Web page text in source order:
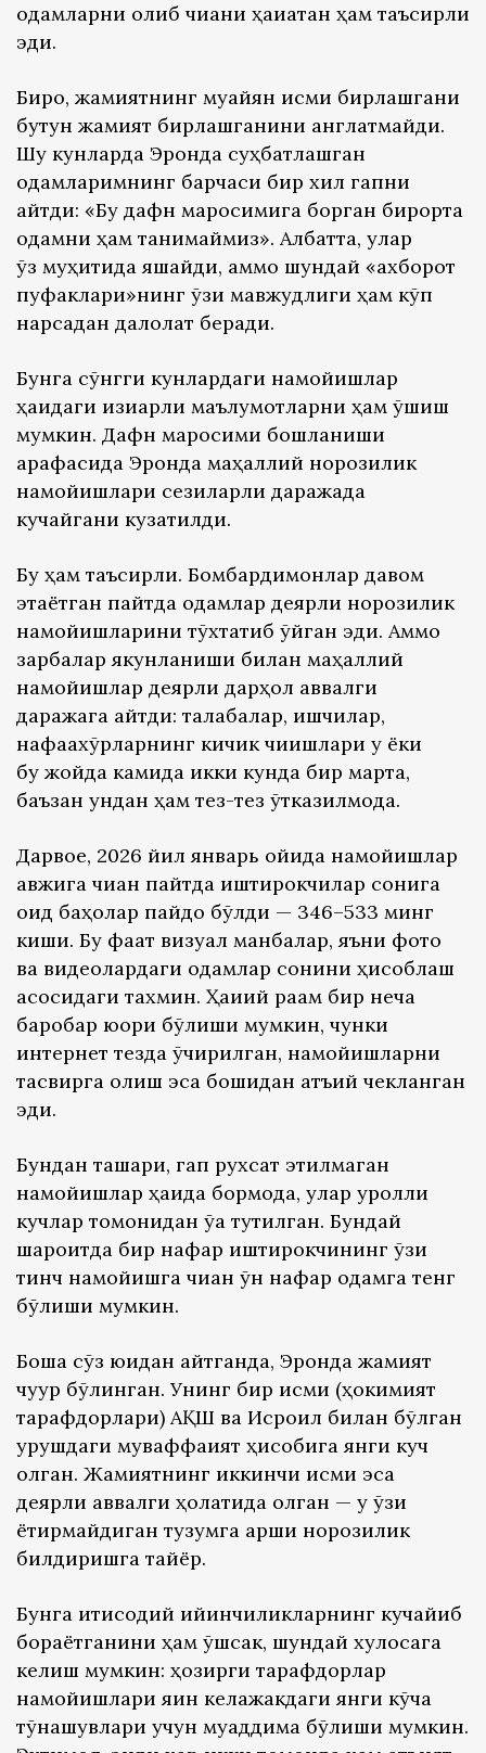
одамларни олиб чиққани ҳақиқатан ҳам таъсирли
эди.
Бироқ, жамиятнинг муайян қисми бирлашгани
бутун жамият бирлашганини англатмайди.
Шу кунларда Эронда суҳбатлашган
одамларимнинг барчаси бир хил гапни
айтди: «Бу дафн маросимига борган бирорта
одамни ҳам танимаймиз». Албатта, улар
ўз муҳитида яшайди, аммо шундай «ахборот
пуфаклари»нинг ўзи мавжудлиги ҳам кўп
нарсадан далолат беради.
Бунга сўнгги кунлардаги намойишлар
ҳақидаги қизиқарли маълумотларни ҳам қўшиш
мумкин. Дафн маросими бошланиши
арафасида Эронда маҳаллий норозилик
намойишлари сезиларли даражада
кучайгани кузатилди.
Бу ҳам таъсирли. Бомбардимонлар давом
этаётган пайтда одамлар деярли норозилик
намойишларини тўхтатиб қўйган эди. Аммо
зарбалар якунланиши билан маҳаллий
намойишлар деярли дарҳол аввалги
даражага қайтди: талабалар, ишчилар,
нафақахўрларнинг кичик чиқишлари у ёки
бу жойда камида икки кунда бир марта,
баъзан ундан ҳам тез-тез ўтказилмоқда.
Дарвоқе, 2026 йил январь ойида намойишлар
авжига чиққан пайтда иштирокчилар сонига
оид баҳолар пайдо бўлди — 346–533 минг
киши. Бу фақат визуал манбалар, яъни фото
ва видеолардаги одамлар сонини ҳисоблаш
асосидаги тахмин. Ҳақиқий рақам бир неча
баробар юқори бўлиши мумкин, чунки
интернет тезда ўчирилган, намойишларни
тасвирга олиш эса бошидан қатъий чекланган
эди.
Бундан ташқари, гап рухсат этилмаган
намойишлар ҳақида бормоқда, улар қуролли
кучлар томонидан ўққа тутилган. Бундай
шароитда бир нафар иштирокчининг ўзи
тинч намойишга чиққан ўн нафар одамга тенг
бўлиши мумкин.
Бошқа сўз юидан айтганда, Эронда жамият
чуқур бўлинган. Унинг бир қисми (ҳокимият
тарафдорлари) АҚШ ва Исроил билан бўлган
урушдаги муваффақият ҳисобига янги куч
олган. Жамиятнинг иккинчи қисми эса
деярли аввалги ҳолатида қолган — у ўзи
ёқтирмайдиган тузумга қарши норозилик
билдиришга тайёр.
Бунга иқтисодий қийинчиликларнинг кучайиб
бораётганини ҳам қўшсак, шундай хулосага
келиш мумкин: ҳозирги тарафдорлар
намойишлари яқин келажакдаги янги кўча
тўқнашувлари учун муқаддима бўлиши мумкин.